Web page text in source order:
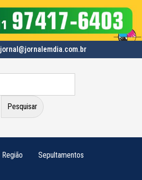
jornal@jornalemdia.com.br
Região Sepultamentos